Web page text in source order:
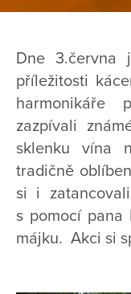
Dne 3.června
příležitosti
harmonikáře
zazpívali
sklenku vína
tradičně
si i
s pomocí pana
májku. Akci si